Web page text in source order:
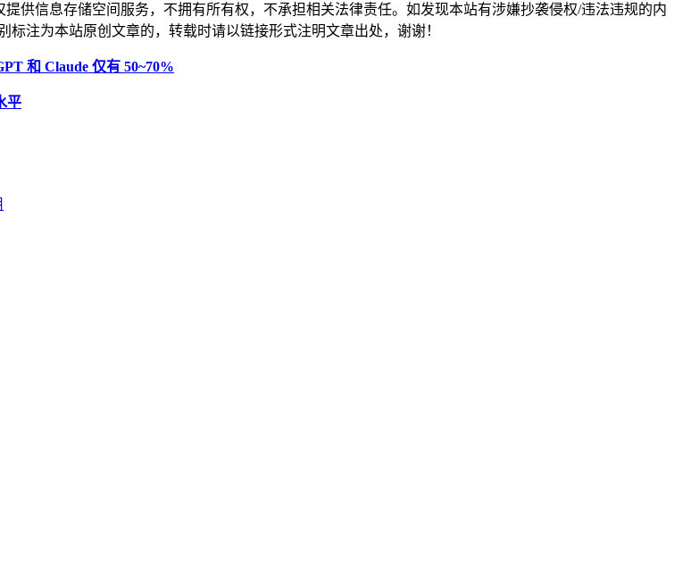
供信息存储空间服务，不拥有所有权，不承担相关法律责任。如发现本站有涉嫌抄袭侵权/违法违规的内
标注为本站原创文章的，转载时请以链接形式注明文章出处，谢谢！
和 Claude 仅有 50~70%
平